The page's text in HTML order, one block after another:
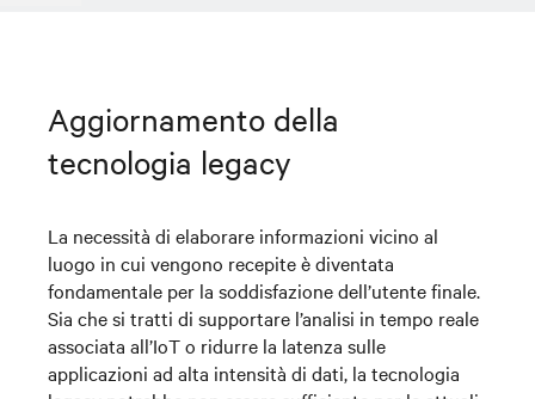
Aggiornamento della
tecnologia legacy
La necessità di elaborare informazioni vicino al
luogo in cui vengono recepite è diventata
fondamentale per la soddisfazione dell’utente finale.
Sia che si tratti di supportare l’analisi in tempo reale
associata all’IoT o ridurre la latenza sulle
applicazioni ad alta intensità di dati, la tecnologia